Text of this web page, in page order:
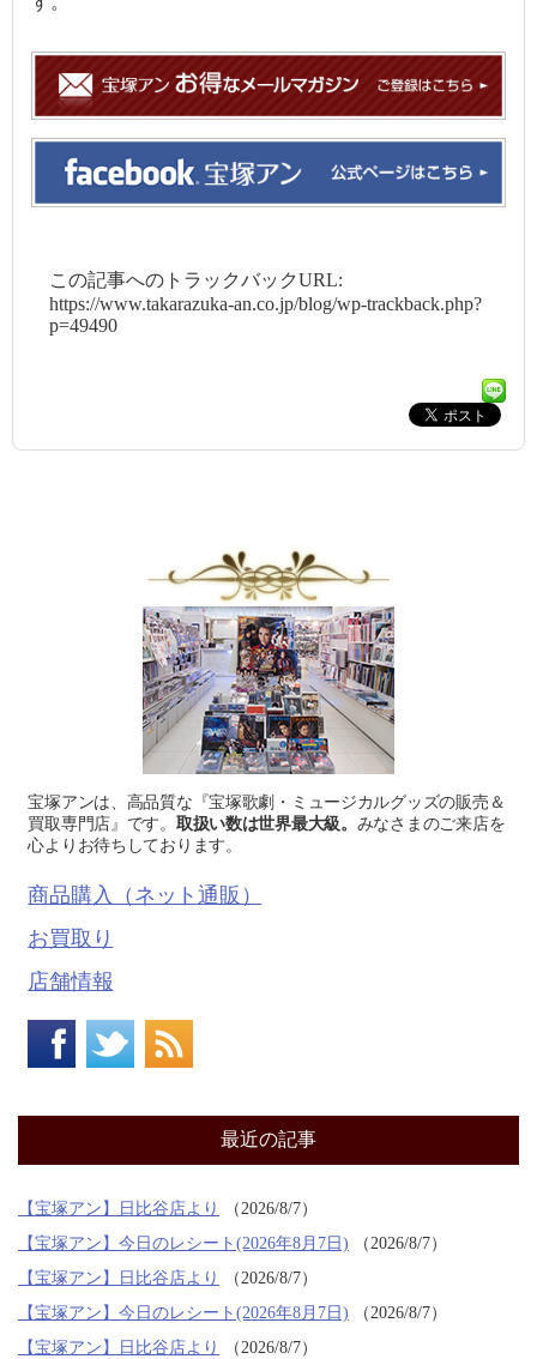
この記事へのトラックバックURL:
https://www.takarazuka-an.co.jp/blog/wp-trackback.php?
p=49490
宝塚アンは、高品質な『宝塚歌劇・ミュージカルグッズの販売＆
買取専門店』です。 取扱い数は世界最大級。 みなさまのご来店を
心よりお待ちしております。
商品購入（ネット通販）
お買取り
店舗情報
最近の記事
【宝塚アン】日比谷店より
2026/8/7
【宝塚アン】今日のレシート(2026年8月7日)
2026/8/7
【宝塚アン】日比谷店より
2026/8/7
【宝塚アン】今日のレシート(2026年8月7日)
2026/8/7
【宝塚アン】日比谷店より
2026/8/7